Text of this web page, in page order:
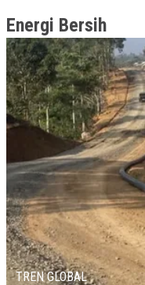
Energi Bersih
TREN GLOBAL